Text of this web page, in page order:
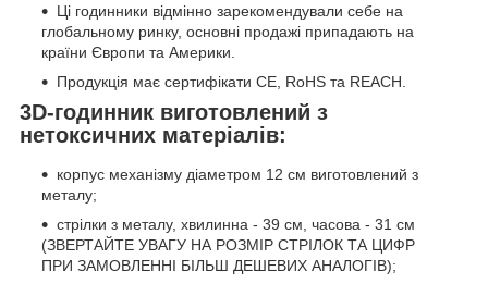
Ці годинники відмінно зарекомендували себе на
глобальному ринку, основні продажі припадають на
країни Європи та Америки.
Продукція має сертифікати CE, RoHS та REACH.
3D-годинник виготовлений з
нетоксичних матеріалів:
корпус механізму діаметром 12 см виготовлений з
металу;
стрілки з металу, хвилинна - 39 см, часова - 31 см
(ЗВЕРТАЙТЕ УВАГУ НА РОЗМІР СТРІЛОК ТА ЦИФР
ПРИ ЗАМОВЛЕННІ БІЛЬШ ДЕШЕВИХ АНАЛОГІВ);